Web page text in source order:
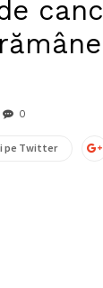
0
pe Twitter